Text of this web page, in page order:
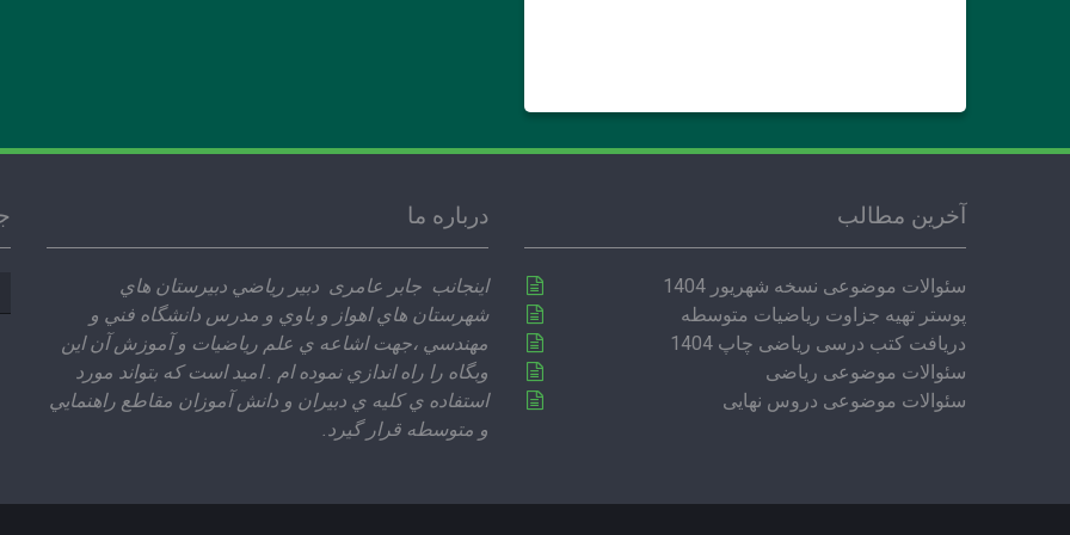
درباره ما
اينجانب جابر عامری دبير رياضي دبيرستان هاي
شهرستان هاي اهواز و باوي و مدرس دانشگاه فني و
مهندسي ،‌جهت اشاعه ي علم رياضيات و آموزش آن اين
وبگاه را راه اندازي نموده ام . اميد است كه بتواند مورد
استفاده ي كليه ي دبيران و دانش آموزان مقاطع راهنمايي
و متوسطه قرار گيرد.
آخرین مطالب
سئوالات موضوعی نسخه شهریور 1404
پوستر تهیه جزاوت ریاضیات متوسطه
دریافت کتب درسی ریاضی چاپ 1404
سئوالات موضوعی ریاضی
سئوالات موضوعی دروس نهایی